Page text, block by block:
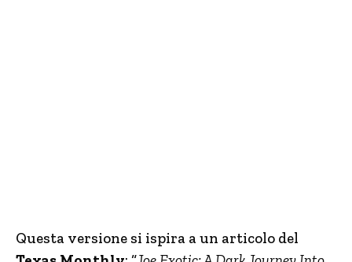
Questa versione si ispira a un articolo del